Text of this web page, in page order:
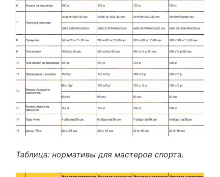
Таблица: нормативы для мастеров спорта.